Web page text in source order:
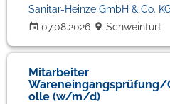
07.08.2026
Sanitär-Heinze GmbH & Co.
Schweinfurt
Mitarbeiter
Wareneingangsprüfung/
olle (w/m/d)